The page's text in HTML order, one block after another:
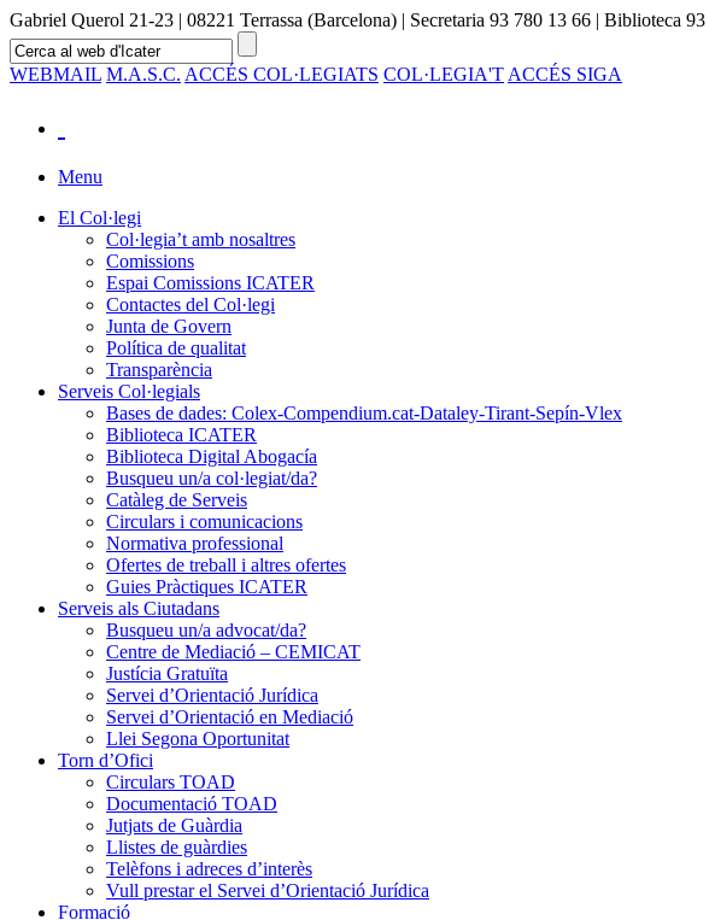
Gabriel Querol 21-23 | 08221 Terrassa (Barcelona) | Secretaria 93 780 13 66 | Biblioteca
WEBMAIL M.A.S.C. ACCÉS COL·LEGIATS COL·LEGIA'T ACCÉS SIGA
Menu
El Col·legi
Col·legia’t amb nosaltres
Comissions
Espai Comissions ICATER
Contactes del Col·legi
Junta de Govern
Política de qualitat
Transparència
Serveis Col·legials
Bases de dades: Colex-Compendium.cat-Dataley-Tirant-Sepín-Vlex
Biblioteca ICATER
Biblioteca Digital Abogacía
Busqueu un/a col·legiat/da?
Catàleg de Serveis
Circulars i comunicacions
Normativa professional
Ofertes de treball i altres ofertes
Guies Pràctiques ICATER
Serveis als Ciutadans
Busqueu un/a advocat/da?
Centre de Mediació – CEMICAT
Justícia Gratuïta
Servei d’Orientació Jurídica
Servei d’Orientació en Mediació
Llei Segona Oportunitat
Torn d’Ofici
Circulars TOAD
Documentació TOAD
Jutjats de Guàrdia
Llistes de guàrdies
Telèfons i adreces d’interès
Vull prestar el Servei d’Orientació Jurídica
Formació